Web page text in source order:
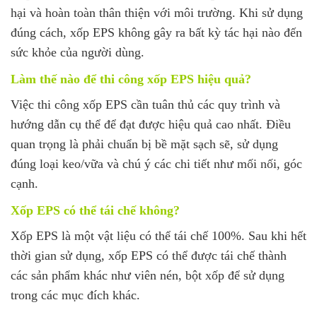
hại và hoàn toàn thân thiện với môi trường. Khi sử dụng
đúng cách, xốp EPS không gây ra bất kỳ tác hại nào đến
sức khỏe của người dùng.
Làm thế nào để thi công xốp EPS hiệu quả?
Việc thi công xốp EPS cần tuân thủ các quy trình và
hướng dẫn cụ thể để đạt được hiệu quả cao nhất. Điều
quan trọng là phải chuẩn bị bề mặt sạch sẽ, sử dụng
đúng loại keo/vữa và chú ý các chi tiết như mối nối, góc
cạnh.
Xốp EPS có thể tái chế không?
Xốp EPS là một vật liệu có thể tái chế 100%. Sau khi hết
thời gian sử dụng, xốp EPS có thể được tái chế thành
các sản phẩm khác như viên nén, bột xốp để sử dụng
trong các mục đích khác.